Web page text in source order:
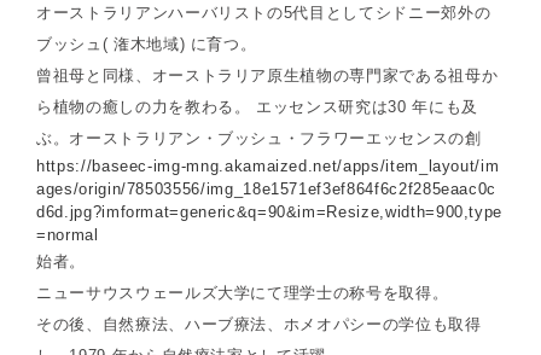
オーストラリアンハーバリストの5代目としてシドニー郊外の
ブッシュ( 潅木地域) に育つ。
曾祖母と同様、オーストラリア原生植物の専門家である祖母か
ら植物の癒しの力を教わる。 エッセンス研究は30 年にも及
ぶ。オーストラリアン・ブッシュ・フラワーエッセンスの創
https://baseec-img-mng.akamaized.net/apps/item_layout/im
ages/origin/78503556/img_18e1571ef3ef864f6c2f285eaac0c
d6d.jpg?imformat=generic&q=90&im=Resize,width=900,type
=normal
始者。
ニューサウスウェールズ大学にて理学士の称号を取得。
その後、自然療法、ハーブ療法、ホメオパシーの学位も取得